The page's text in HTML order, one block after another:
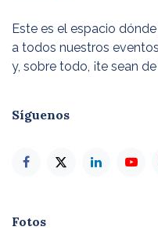
Este es el espacio
a todos nuestros
y, sobre todo, ¡te sean
Síguenos
Fotos